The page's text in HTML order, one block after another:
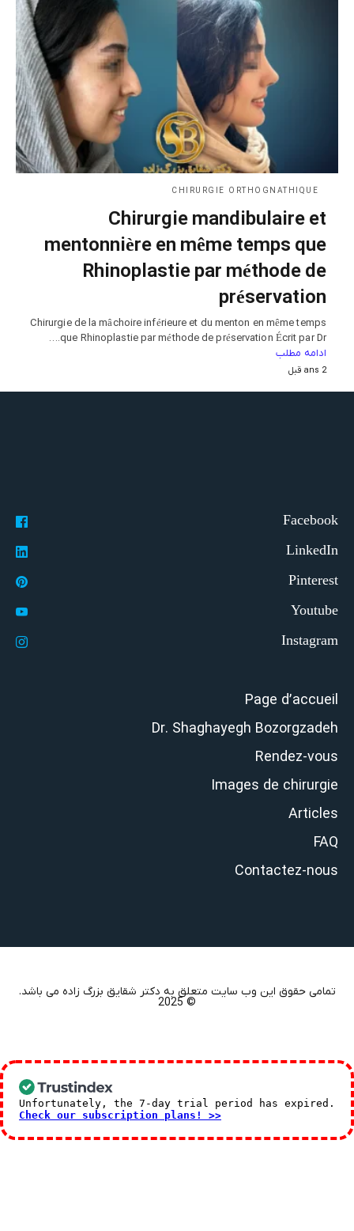
CHIRURGIE ORTHOGNATHIQUE
Chirurgie mandibulaire et
mentonnière en même temps que
Rhinoplastie par méthode de
préservation
Chirurgie de la mâchoire inférieure et du menton en même temps
que Rhinoplastie par méthode de préservation Écrit par Dr.…
ادامه مطلب
2 ans قبل
Page d’accueil
Dr. Shaghayegh Bozorgzadeh
Rendez-vous
Images de chirurgie
Articles
FAQ
Contactez-nous
تمامی حقوق این وب سایت متعلق به دکتر شقایق بزرگ زاده می باشد.
© 2025